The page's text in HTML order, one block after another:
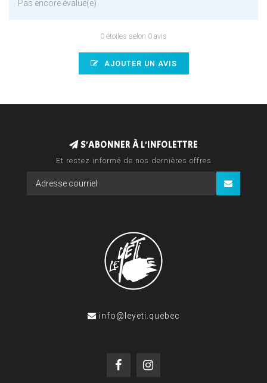
Pas encore évalué(e)
0 étoiles selon 0 avis
AJOUTER UN AVIS
S'ABONNER À L'INFOLETTRE
Et restez informé de nos dernières offres
info@leyeti.quebec